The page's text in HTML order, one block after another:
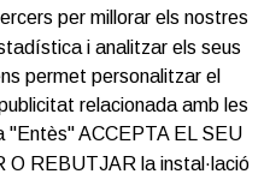
per millorar els nostres
i analitzar els seus
permet personalitzar el
relacionada amb les
"Entès" ACCEPTA EL SEU
REBUTJAR la instal·lació